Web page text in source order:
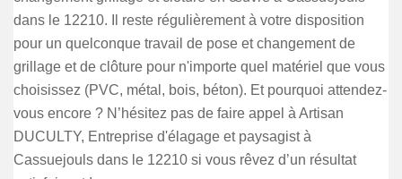
dans le 12210. Il reste régulièrement à votre disposition
pour un quelconque travail de pose et changement de
grillage et de clôture pour n'importe quel matériel que vous
choisissez (PVC, métal, bois, béton). Et pourquoi attendez-
vous encore ? N’hésitez pas de faire appel à Artisan
DUCULTY, Entreprise d'élagage et paysagist à
Cassuejouls dans le 12210 si vous rêvez d’un résultat